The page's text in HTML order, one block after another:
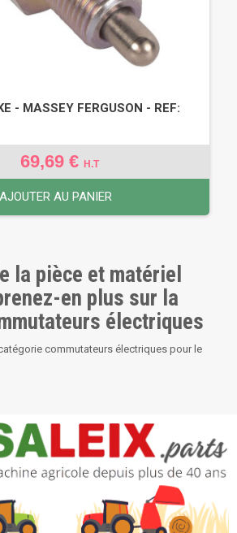
- MASSEY FERGUSON - REF:
69,69 € H.T
AJOUTER AU PANIER
la pièce et matériel
en plus sur la
électriques
commutateurs électriques pour le